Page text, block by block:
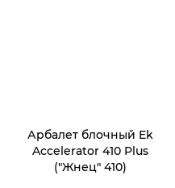
Арбалет блочный Ek
Accelerator 410 Plus
("Жнец" 410)